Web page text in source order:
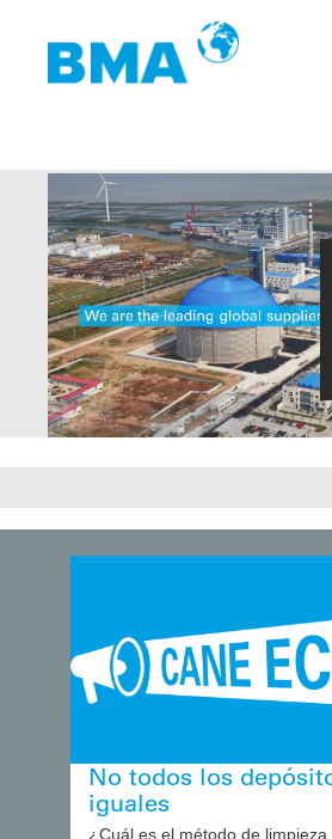
No todos los
iguales
¿Cuál es el método de